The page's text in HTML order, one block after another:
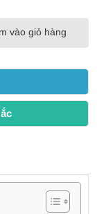
vào giỏ hàng